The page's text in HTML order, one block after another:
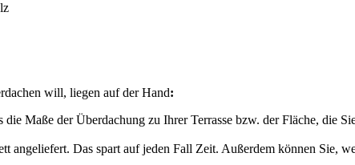
will, liegen auf der Hand:
Maße der Überdachung zu Ihrer Terrasse bzw. der Fläche, die
angeliefert. Das spart auf jeden Fall Zeit. Außerdem können Sie,